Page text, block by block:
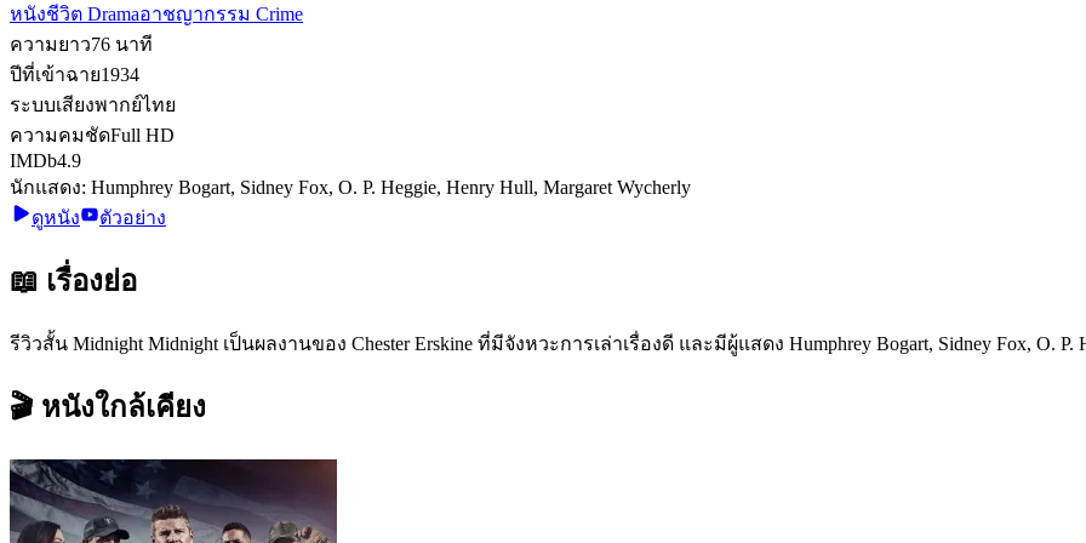
หนังชีวิต Dramaอาชญากรรม Crime
ความยาว76 นาที
ปีที่เข้าฉาย1934
ระบบเสียงพากย์ไทย
ความคมชัดFull HD
IMDb4.9
นักแสดง: Humphrey Bogart, Sidney Fox, O. P. Heggie, Henry Hull, Margaret Wycherly
ดูหนัง
ตัวอย่าง
📖 เรื่องย่อ
รีวิวสั้น Midnight Midnight เป็นผลงานของ Chester Erskine ที่มีจังหวะการเล่าเรื่องดี และมีผู้แสดง Humphrey Bogart, Sidney Fox, O. P.
🎬 หนังใกล้เคียง